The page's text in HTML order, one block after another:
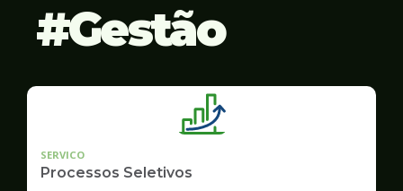
Gestão
SERVICO
Processos Seletivos